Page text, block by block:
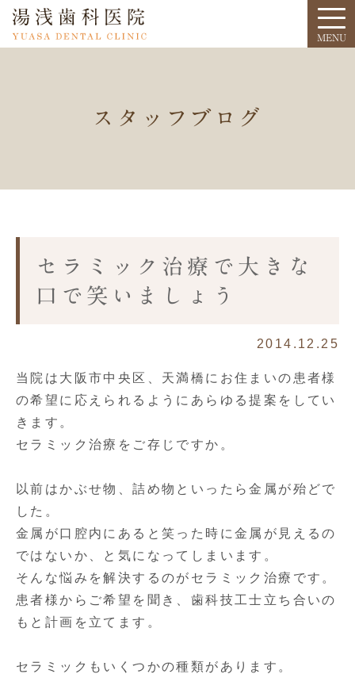
スタッフブログ
セラミック治療で大きな
口で笑いましょう
2014.12.25
当院は大阪市中央区、天満橋にお住まいの患者様
の希望に応えられるようにあらゆる提案をしてい
きます。
セラミック治療をご存じですか。
以前はかぶせ物、詰め物といったら金属が殆どで
した。
金属が口腔内にあると笑った時に金属が見えるの
ではないか、と気になってしまいます。
そんな悩みを解決するのがセラミック治療です。
患者様からご希望を聞き、歯科技工士立ち合いの
もと計画を立てます。
セラミックもいくつかの種類があります。